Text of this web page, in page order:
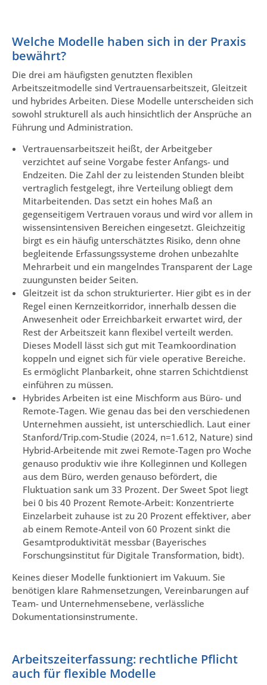
Welche Modelle haben sich in der Praxis
bewährt?
Die drei am häufigsten genutzten flexiblen
Arbeitszeitmodelle sind Vertrauensarbeitszeit, Gleitzeit
und hybrides Arbeiten. Diese Modelle unterscheiden sich
sowohl strukturell als auch hinsichtlich der Ansprüche an
Führung und Administration.
Vertrauensarbeitszeit heißt, der Arbeitgeber
verzichtet auf seine Vorgabe fester Anfangs- und
Endzeiten. Die Zahl der zu leistenden Stunden bleibt
vertraglich festgelegt, ihre Verteilung obliegt dem
Mitarbeitenden. Das setzt ein hohes Maß an
gegenseitigem Vertrauen voraus und wird vor allem in
wissensintensiven Bereichen eingesetzt. Gleichzeitig
birgt es ein häufig unterschätztes Risiko, denn ohne
begleitende Erfassungssysteme drohen unbezahlte
Mehrarbeit und ein mangelndes Transparent der Lage
zuungunsten beider Seiten.
Gleitzeit ist da schon strukturierter. Hier gibt es in der
Regel einen Kernzeitkorridor, innerhalb dessen die
Anwesenheit oder Erreichbarkeit erwartet wird, der
Rest der Arbeitszeit kann flexibel verteilt werden.
Dieses Modell lässt sich gut mit Teamkoordination
koppeln und eignet sich für viele operative Bereiche.
Es ermöglicht Planbarkeit, ohne starren Schichtdienst
einführen zu müssen.
Hybrides Arbeiten ist eine Mischform aus Büro- und
Remote-Tagen. Wie genau das bei den verschiedenen
Unternehmen aussieht, ist unterschiedlich. Laut einer
Stanford/Trip.com-Studie (2024, n=1.612, Nature) sind
Hybrid-Arbeitende mit zwei Remote-Tagen pro Woche
genauso produktiv wie ihre Kolleginnen und Kollegen
aus dem Büro, werden genauso befördert, die
Fluktuation sank um 33 Prozent. Der Sweet Spot liegt
bei 0 bis 40 Prozent Remote-Arbeit: Konzentrierte
Einzelarbeit zuhause ist zu 20 Prozent effektiver, aber
ab einem Remote-Anteil von 60 Prozent sinkt die
Gesamtproduktivität messbar (Bayerisches
Forschungsinstitut für Digitale Transformation, bidt).
Keines dieser Modelle funktioniert im Vakuum. Sie
benötigen klare Rahmensetzungen, Vereinbarungen auf
Team- und Unternehmensebene, verlässliche
Dokumentationsinstrumente.
Arbeitszeiterfassung: rechtliche Pflicht
auch für flexible Modelle